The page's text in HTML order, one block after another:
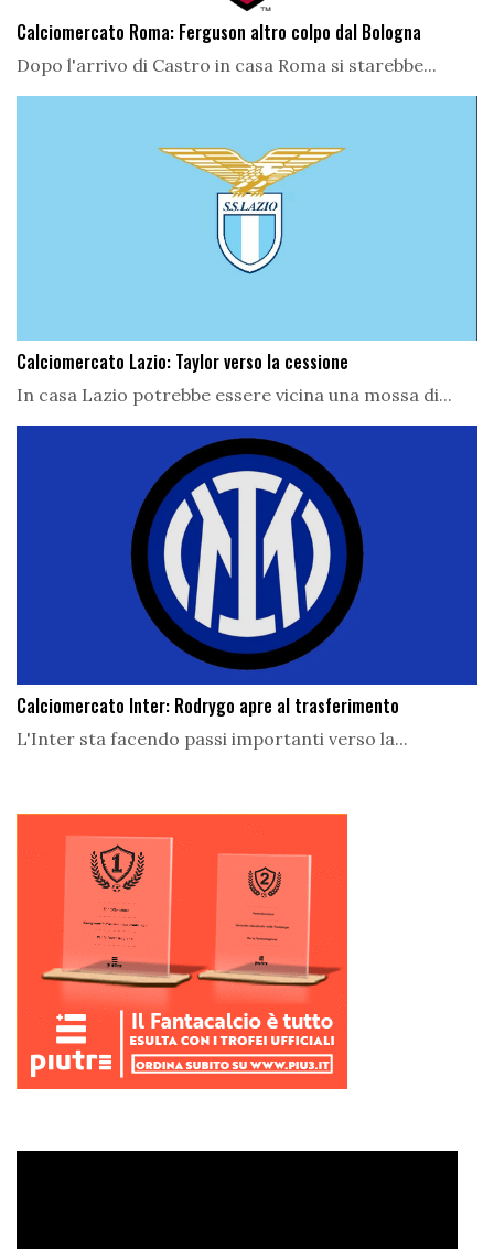
Calciomercato Roma: Ferguson altro colpo dal Bologna
Dopo l'arrivo di Castro in casa Roma si starebbe...
Calciomercato Lazio: Taylor verso la cessione
In casa Lazio potrebbe essere vicina una mossa di...
Calciomercato Inter: Rodrygo apre al trasferimento
L'Inter sta facendo passi importanti verso la...